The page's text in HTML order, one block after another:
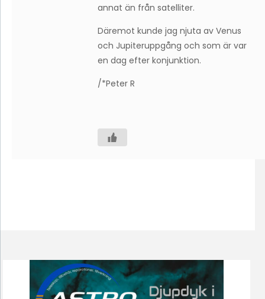
annat än från satelliter.
Däremot kunde jag njuta av Venus
och Jupiteruppgång och som är var
en dag efter konjunktion.
/*Peter R